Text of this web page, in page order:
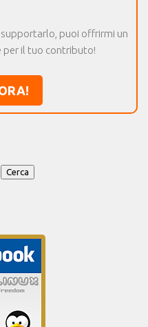
puoi offrirmi un
per il tuo contributo!
Cerca